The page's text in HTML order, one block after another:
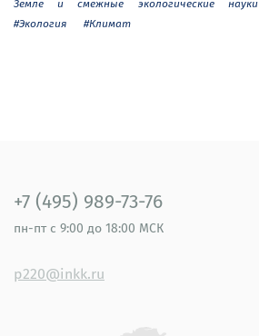
Земле и смежные экологические науки
#Экология
#Климат
+7 (495) 989-73-76
пн-пт с 9:00 до 18:00 МСК
p220@inkk.ru